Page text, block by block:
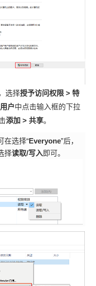
选择授予访问权限 >特
户中点击输入框的下拉
添加 >共享。
在选择“Everyone”后，
择读取/写入即可。